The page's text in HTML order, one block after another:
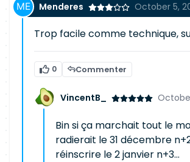
Menderes October 5,
Trop facile comme technique,
0 Commenter
VincentB_
Bin si ça marchait tout le
radierait le 31 décembre
réinscrire le 2 janvier n+3...